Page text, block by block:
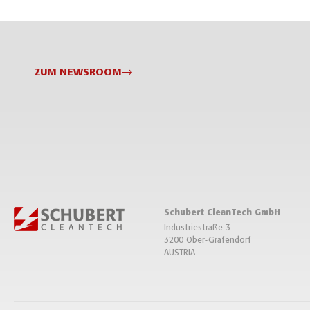
ZUM NEWSROOM
Schubert CleanTech GmbH
Industriestraße 3
3200 Ober-Grafendorf
AUSTRIA